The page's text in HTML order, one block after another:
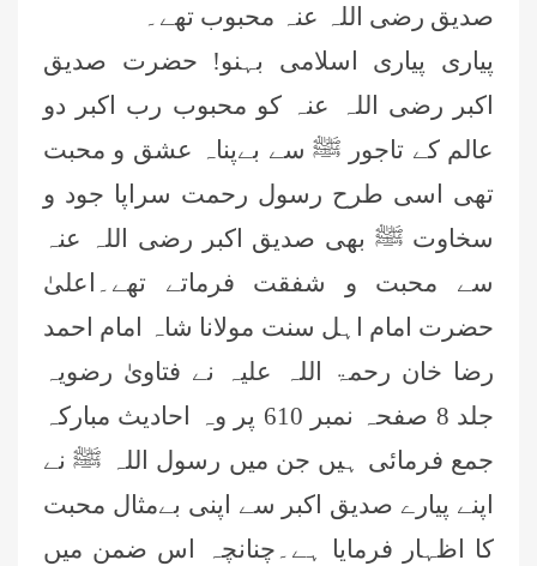
صدیق رضی اللہ عنہ محبوب تھے۔
پیاری پیاری اسلامی بہنو! حضرت صدیق
اکبر رضی اللہ عنہ کو محبوب رب اکبر دو
عالم کے تاجور ﷺ سے بےپناہ عشق و محبت
تھی اسی طرح رسول رحمت سراپا جود و
سخاوت ﷺ بھی صدیق اکبر رضی اللہ عنہ
سے محبت و شفقت فرماتے تھے۔اعلیٰ
حضرت امام اہل سنت مولانا شاہ امام احمد
رضا خان رحمۃ اللہ علیہ نے فتاویٰ رضویہ
جلد 8 صفحہ نمبر 610 پر وہ احادیث مبارکہ
جمع فرمائی ہیں جن میں رسول اللہ ﷺ نے
اپنے پیارے صدیق اکبر سے اپنی بےمثال محبت
کا اظہار فرمایا ہے۔چنانچہ اس ضمن میں